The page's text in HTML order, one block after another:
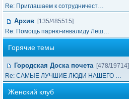
Re: Приглашаем к сотрудничест…
Архив [135/485515]
Re: Помощь парню-инвалиду Леш…
Горячие темы
Городская Доска почета [478/19714]
Re: САМЫЕ ЛУЧШИЕ ЛЮДИ НАШЕГО …
Женский клуб